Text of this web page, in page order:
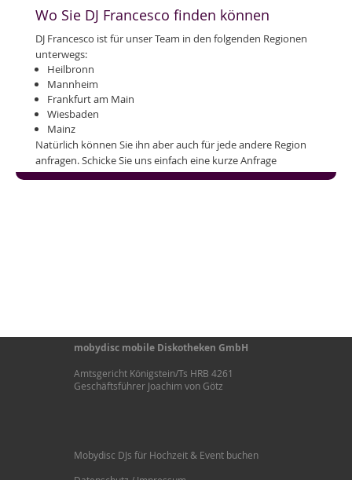
Wo Sie DJ Francesco finden können
DJ Francesco ist für unser Team in den folgenden Regionen
unterwegs:
Heilbronn
Mannheim
Frankfurt am Main
Wiesbaden
Mainz
Natürlich können Sie ihn aber auch für jede andere Region
anfragen. Schicke Sie uns einfach eine kurze Anfrage
mobydisc mobile Diskotheken GmbH
Amtsgericht Königstein/Ts HRB 4261
Geschäftsführer Joachim von Götz
Mobydisc DJs für Hochzeit & Event buchen